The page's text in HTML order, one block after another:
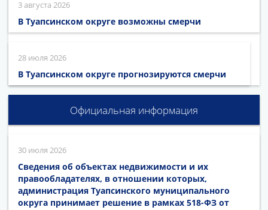
3 августа 2026
В Туапсинском округе возможны смерчи
28 июля 2026
В Туапсинском округе прогнозируются смерчи
Официальная информация
30 июля 2026
Сведения об объектах недвижимости и их
правообладателях, в отношении которых,
администрация Туапсинского муниципального
округа принимает решение в рамках 518-ФЗ от